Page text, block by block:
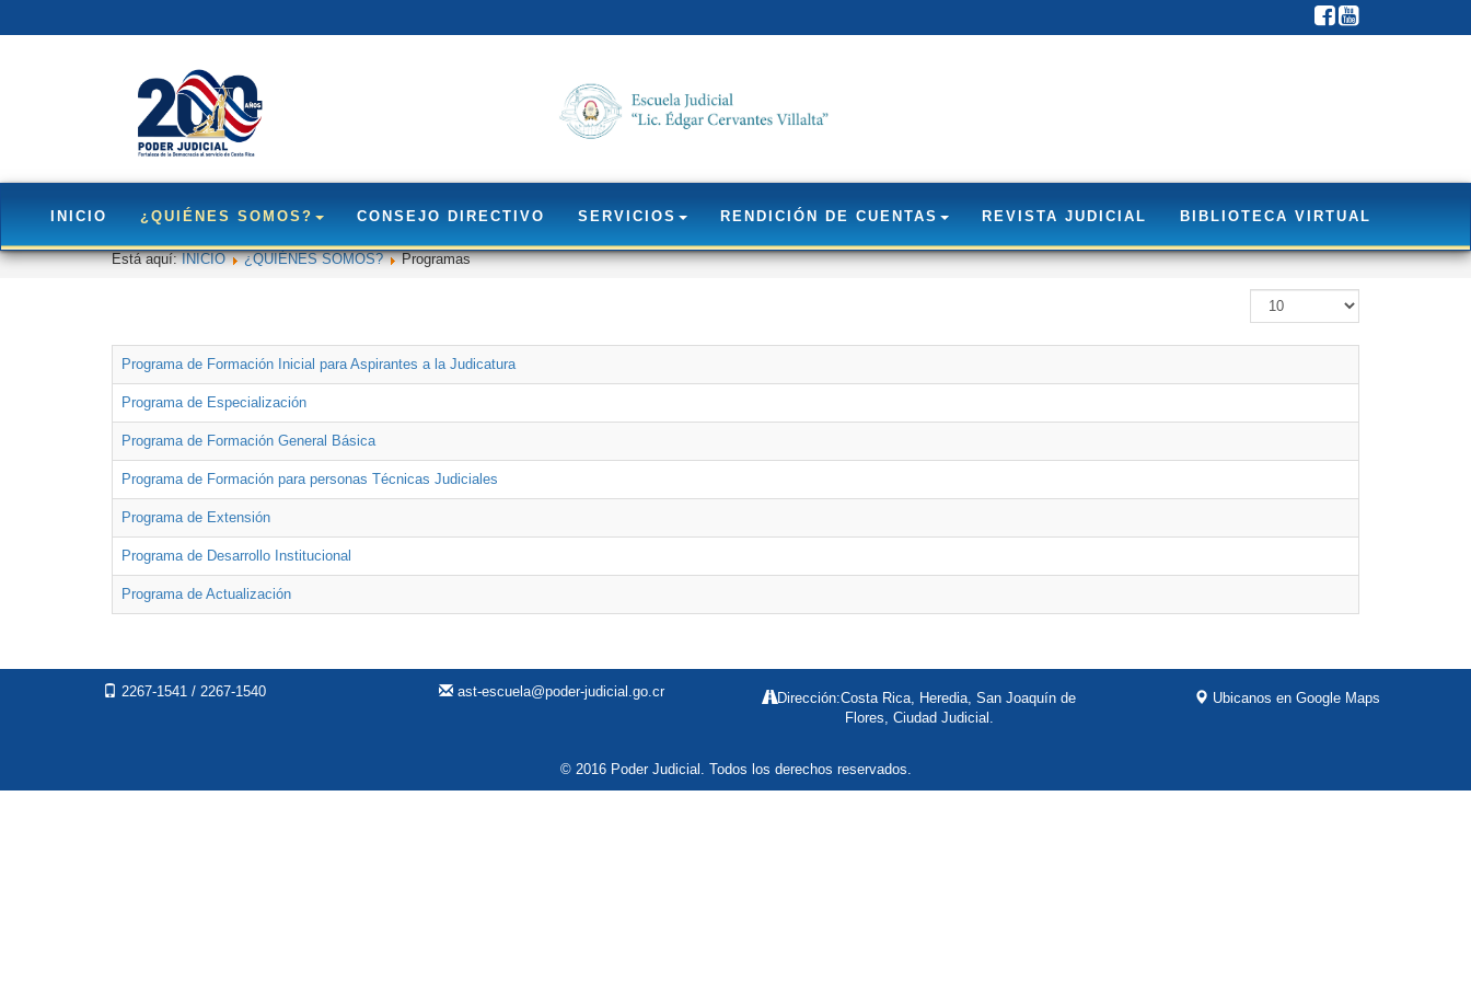
INICIO ¿QUIÉNES SOMOS? CONSEJO DIRECTIVO SERVICIOS RENDICIÓN DE CUENTAS REVISTA JUDICIAL BIBLIOTECA VIRTUAL
Está aquí:INICIO ¿QUIÉNES SOMOS? Programas
Programa de Formación Inicial para Aspirantes a la Judicatura
Programa de Especialización
Programa de Formación General Básica
Programa de Formación para personas Técnicas Judiciales
Programa de Extensión
Programa de Desarrollo Institucional
Programa de Actualización
2267-1541 / 2267-1540 ast-escuela@poder-judicial.go.cr
Dirección:Costa Rica, Heredia, San Joaquín de
Flores, Ciudad Judicial.
Ubicanos en Google Maps
© 2016 Poder Judicial. Todos los derechos reservados.